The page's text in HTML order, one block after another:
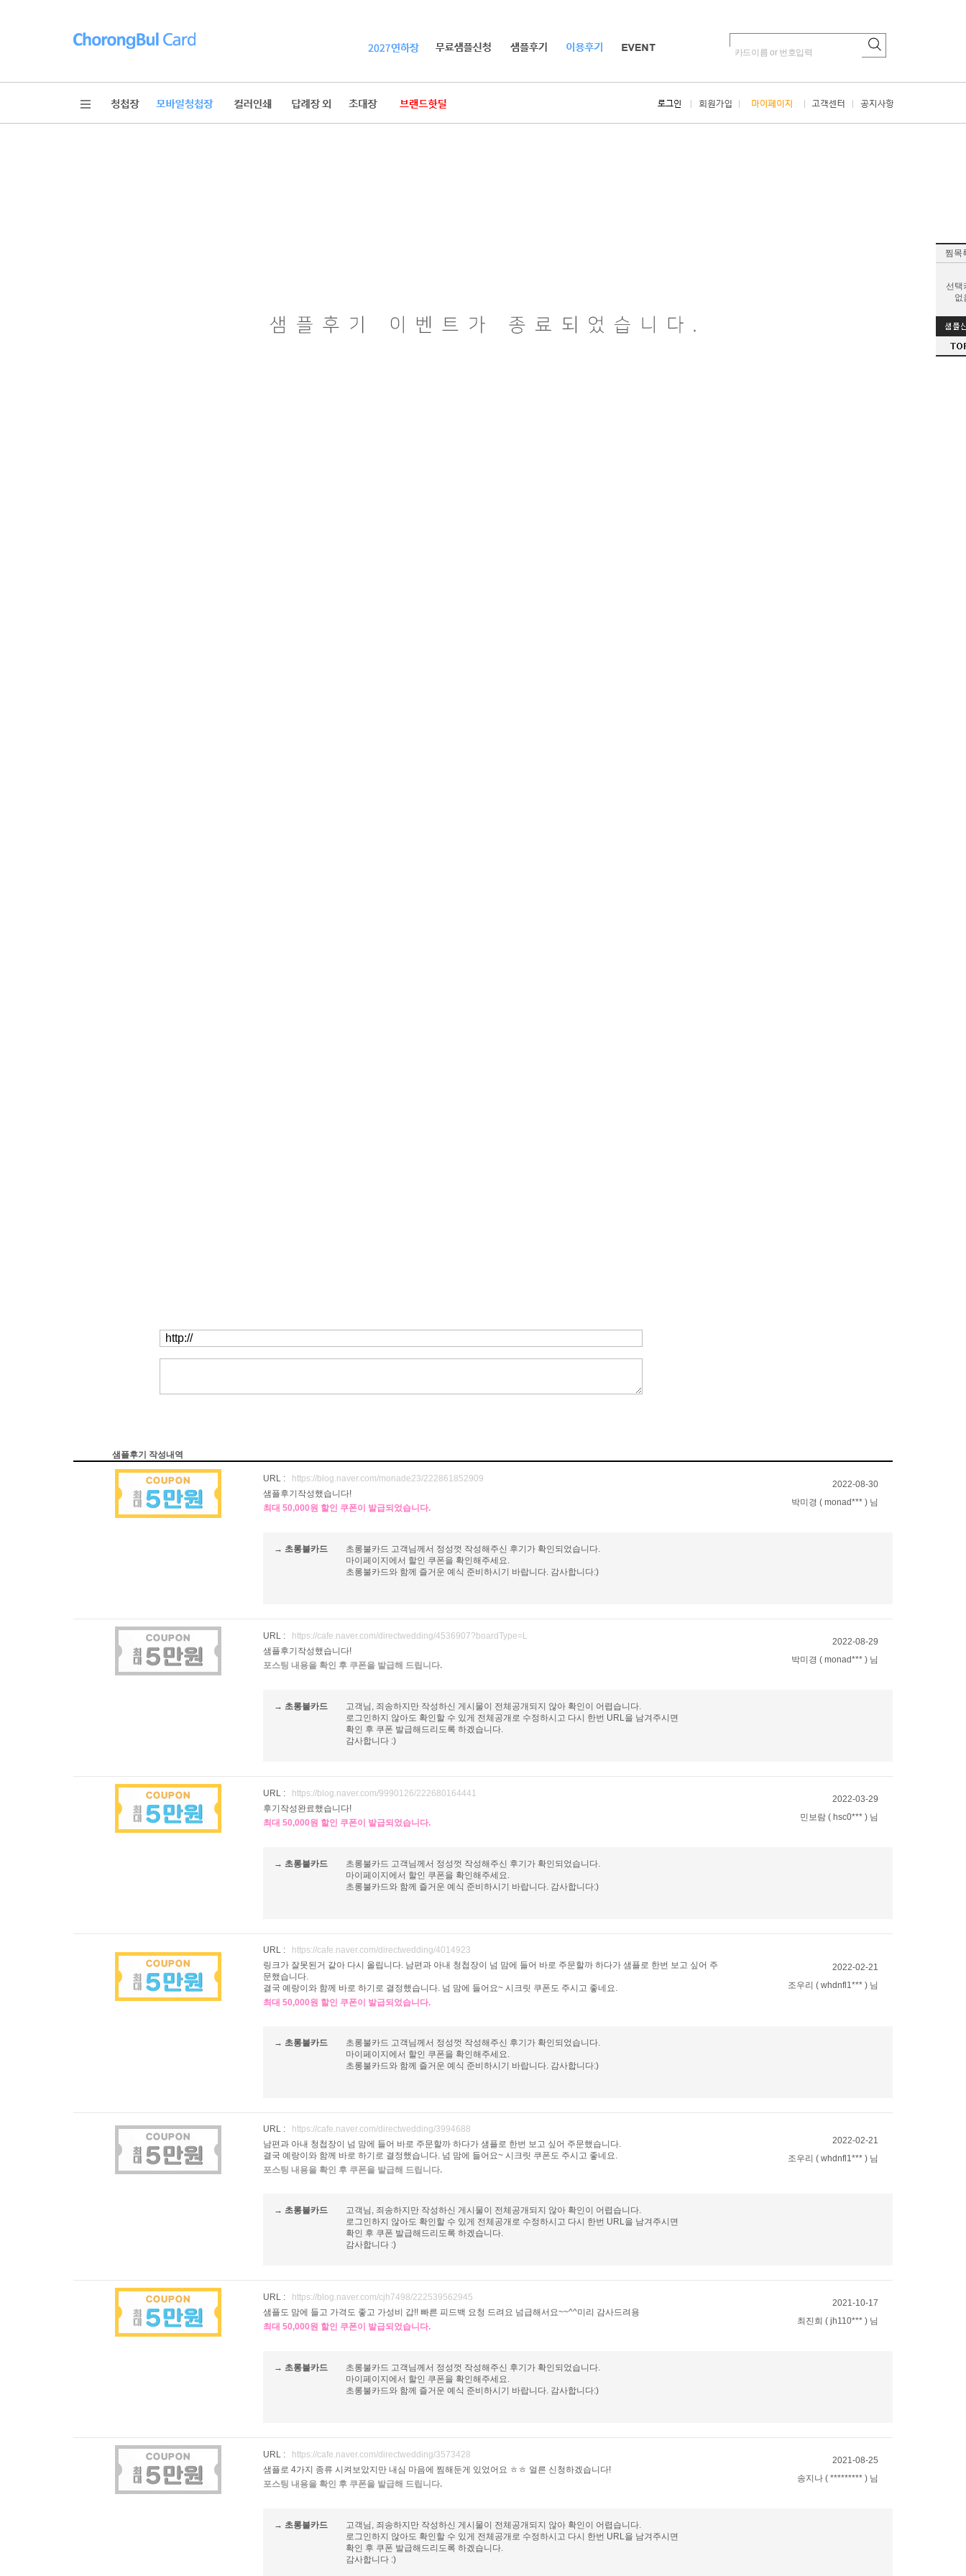
찜목
선택
없
샘플후기 작성내역
URL :
https://blog.naver.com/monade23/222861852909
샘플후기작성했습니다!
최대 50,000원 할인 쿠폰이 발급되었습니다.
2022-08-30
박미경 ( monad*** ) 님
→ 초롱불카드
초롱불카드 고객님께서 정성껏 작성해주신 후기가 확인되었습니다.
마이페이지에서 할인 쿠폰을 확인해주세요.
초롱불카드와 함께 즐거운 예식 준비하시기 바랍니다. 감사합니다:)
URL :
https://cafe.naver.com/directwedding/4536907?boardType=L
샘플후기작성했습니다!
포스팅 내용을 확인 후 쿠폰을 발급해 드립니다.
2022-08-29
박미경 ( monad*** ) 님
→ 초롱불카드
고객님, 죄송하지만 작성하신 게시물이 전체공개되지 않아 확인이 어렵습니다.
로그인하지 않아도 확인할 수 있게 전체공개로 수정하시고 다시 한번 URL을 남겨주시면
확인 후 쿠폰 발급해드리도록 하겠습니다.
감사합니다 :)
URL :
https://blog.naver.com/9990126/222680164441
후기작성완료했습니다!
최대 50,000원 할인 쿠폰이 발급되었습니다.
2022-03-29
민보람 ( hsc0*** ) 님
→ 초롱불카드
초롱불카드 고객님께서 정성껏 작성해주신 후기가 확인되었습니다.
마이페이지에서 할인 쿠폰을 확인해주세요.
초롱불카드와 함께 즐거운 예식 준비하시기 바랍니다. 감사합니다:)
URL :
https://cafe.naver.com/directwedding/4014923
링크가 잘못된거 같아 다시 올립니다. 남편과 아내 청첩장이 넘 맘에 들어 바로 주문할까 하다가 샘플로 한번 보고 싶어 주
문했습니다.
결국 예랑이와 함께 바로 하기로 결정했습니다. 넘 맘에 들어요~ 시크릿 쿠폰도 주시고 좋네요.
최대 50,000원 할인 쿠폰이 발급되었습니다.
2022-02-21
조우리 ( whdnfl1*** ) 님
→ 초롱불카드
초롱불카드 고객님께서 정성껏 작성해주신 후기가 확인되었습니다.
마이페이지에서 할인 쿠폰을 확인해주세요.
초롱불카드와 함께 즐거운 예식 준비하시기 바랍니다. 감사합니다:)
URL :
https://cafe.naver.com/directwedding/3994688
남편과 아내 청첩장이 넘 맘에 들어 바로 주문할까 하다가 샘플로 한번 보고 싶어 주문했습니다.
결국 예랑이와 함께 바로 하기로 결정했습니다. 넘 맘에 들어요~ 시크릿 쿠폰도 주시고 좋네요.
포스팅 내용을 확인 후 쿠폰을 발급해 드립니다.
2022-02-21
조우리 ( whdnfl1*** ) 님
→ 초롱불카드
고객님, 죄송하지만 작성하신 게시물이 전체공개되지 않아 확인이 어렵습니다.
로그인하지 않아도 확인할 수 있게 전체공개로 수정하시고 다시 한번 URL을 남겨주시면
확인 후 쿠폰 발급해드리도록 하겠습니다.
감사합니다 :)
URL :
https://blog.naver.com/cjh7498/222539562945
샘플도 맘에 들고 가격도 좋고 가성비 갑!! 빠른 피드백 요청 드려요 넘급해서요~~^^미리 감사드려용
최대 50,000원 할인 쿠폰이 발급되었습니다.
2021-10-17
최진희 ( jh110*** ) 님
→ 초롱불카드
초롱불카드 고객님께서 정성껏 작성해주신 후기가 확인되었습니다.
마이페이지에서 할인 쿠폰을 확인해주세요.
초롱불카드와 함께 즐거운 예식 준비하시기 바랍니다. 감사합니다:)
URL :
https://cafe.naver.com/directwedding/3573428
샘플로 4가지 종류 시켜보았지만 내심 마음에 찜해둔게 있었어요 ㅎㅎ 얼른 신청하겠습니다!
포스팅 내용을 확인 후 쿠폰을 발급해 드립니다.
2021-08-25
송지나 ( ********* ) 님
→ 초롱불카드
고객님, 죄송하지만 작성하신 게시물이 전체공개되지 않아 확인이 어렵습니다.
로그인하지 않아도 확인할 수 있게 전체공개로 수정하시고 다시 한번 URL을 남겨주시면
확인 후 쿠폰 발급해드리도록 하겠습니다.
감사합니다 :)